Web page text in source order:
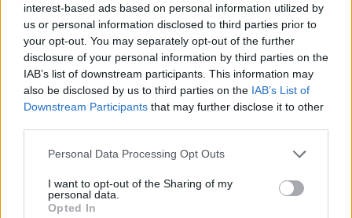
interest-based ads based on personal information utilized by
us or personal information disclosed to third parties prior to
your opt-out. You may separately opt-out of the further
disclosure of your personal information by third parties on the
IAB’s list of downstream participants. This information may
also be disclosed by us to third parties on the IAB’s List of
Downstream Participants that may further disclose it to other
Personal Data Processing Opt Outs
I want to opt-out of the Sharing of my
personal data.
Opted In
Una vez detallados los puntos anteriores, ¿San José
es un buen lugar para vivir como nómada digital?
Con una puntuación de 4,2/5,San José es un buen
lugar para vivir como nómada digital.
Puntos a favor y puntos en
A continuación, vamos a listar algunos puntos a